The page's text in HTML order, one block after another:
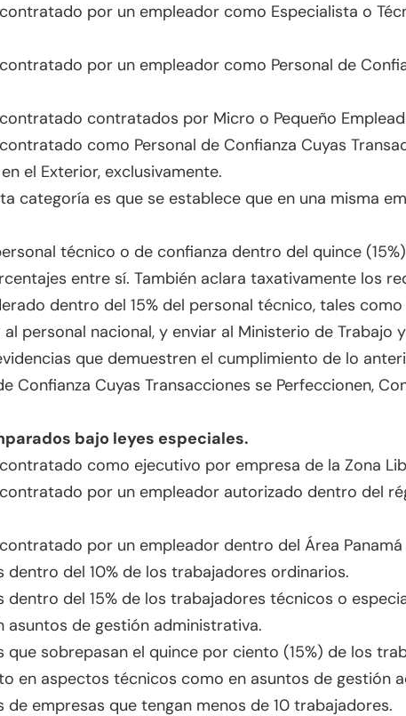
por un empleador como Especialista o
por un empleador como Personal de
contratados por Micro o Pequeño
como Personal de Confianza Cuyas
el Exterior, exclusivamente.
categoría es que se establece que en una misma
técnico o de confianza dentro del quince
entre sí. También aclara taxativamente los
dentro del 15% del personal técnico, tales
personal nacional, y enviar al Ministerio de Trabajo
que demuestren el cumplimiento de lo
Confianza Cuyas Transacciones se Perfeccionen,
bajo leyes especiales.
como ejecutivo por empresa de la Zona
por un empleador autorizado dentro del
por un empleador dentro del Área Panamá
dentro del 10% de los trabajadores ordinarios.
dentro del 15% de los trabajadores técnicos o
asuntos de gestión administrativa.
que sobrepasan el quince por ciento (15%) de los
en aspectos técnicos como en asuntos de gestión
de empresas que tengan menos de 10 trabajadores.